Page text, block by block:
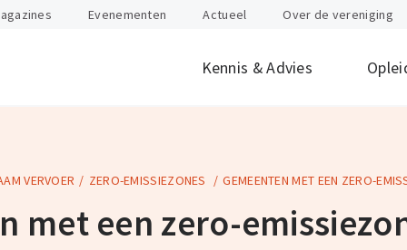
Kennis & Advies
Internationaal
Juridisch
Btw Douane
Gevaarlijke stoffen Heftruck &
Evenementen Actueel Over de vereniging
VERVOER ZERO-EMISSIEZONES GEMEENTEN MET EEN ZERO-
met een zero-